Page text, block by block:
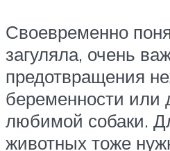
Своевременно
загуляла, очень
предотвращения
беременности или
любимой собаки.
животных тоже